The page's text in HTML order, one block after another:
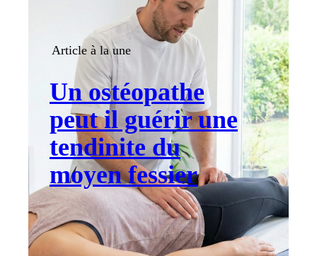
Article à la une
Un ostéopathe
peut il guérir une
tendinite du
moyen fessier